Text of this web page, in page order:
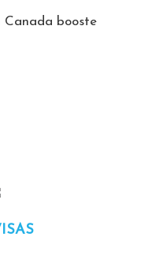
Canada booste